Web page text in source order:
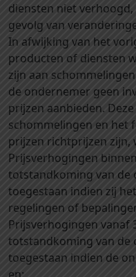
diensten niet
gevolg van
In afwijking van het
producten of diensten
zijn aan
de ondernemer geen
prijzen aanbieden.
schommelingen en het
prijzen richtprijzen zijn,
Prijsverhogingen
totstandkoming van de
toegestaan indien zij
regelingen of
Prijsverhogingen vanaf
totstandkoming van de
toegestaan indien de